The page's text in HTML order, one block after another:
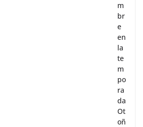
m
br
e
en
la
te
m
po
ra
da
Ot
oñ